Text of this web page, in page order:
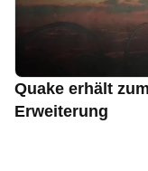
Quake erhält
Erweiterung